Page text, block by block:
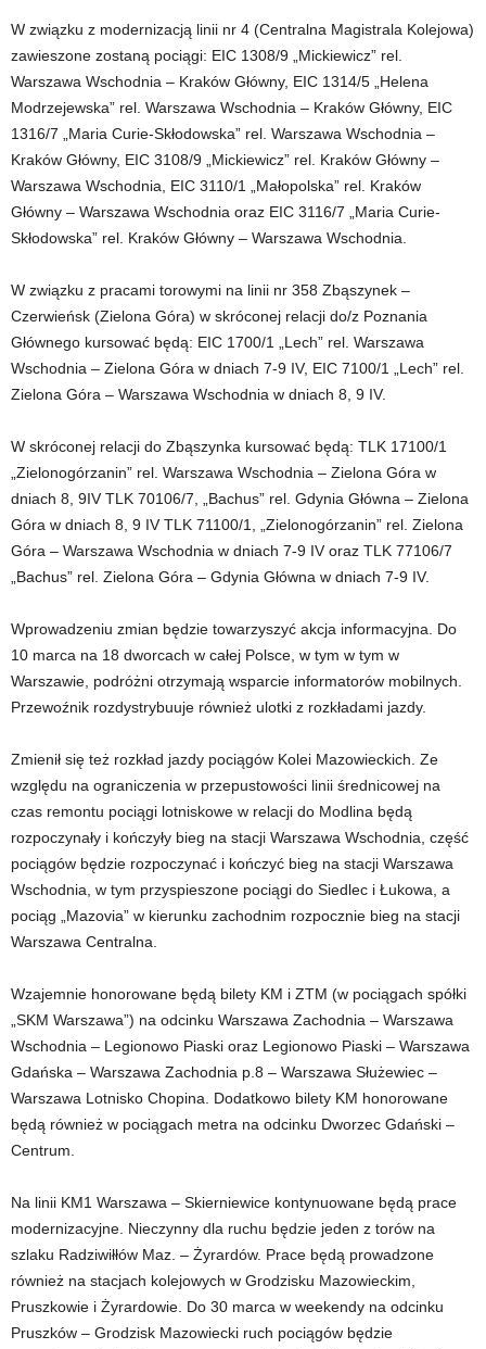
W związku z modernizacją linii nr 4 (Centralna Magistrala Kolejowa)
zawieszone zostaną pociągi: EIC 1308/9 „Mickiewicz” rel.
Warszawa Wschodnia – Kraków Główny, EIC 1314/5 „Helena
Modrzejewska” rel. Warszawa Wschodnia – Kraków Główny, EIC
1316/7 „Maria Curie-Skłodowska” rel. Warszawa Wschodnia –
Kraków Główny, EIC 3108/9 „Mickiewicz” rel. Kraków Główny –
Warszawa Wschodnia, EIC 3110/1 „Małopolska” rel. Kraków
Główny – Warszawa Wschodnia oraz EIC 3116/7 „Maria Curie-
Skłodowska” rel. Kraków Główny – Warszawa Wschodnia.
W związku z pracami torowymi na linii nr 358 Zbąszynek –
Czerwieńsk (Zielona Góra) w skróconej relacji do/z Poznania
Głównego kursować będą: EIC 1700/1 „Lech” rel. Warszawa
Wschodnia – Zielona Góra w dniach 7-9 IV, EIC 7100/1 „Lech” rel.
Zielona Góra – Warszawa Wschodnia w dniach 8, 9 IV.
W skróconej relacji do Zbąszynka kursować będą: TLK 17100/1
„Zielonogórzanin” rel. Warszawa Wschodnia – Zielona Góra w
dniach 8, 9IV TLK 70106/7, „Bachus” rel. Gdynia Główna – Zielona
Góra w dniach 8, 9 IV TLK 71100/1, „Zielonogórzanin” rel. Zielona
Góra – Warszawa Wschodnia w dniach 7-9 IV oraz TLK 77106/7
„Bachus” rel. Zielona Góra – Gdynia Główna w dniach 7-9 IV.
Wprowadzeniu zmian będzie towarzyszyć akcja informacyjna. Do
10 marca na 18 dworcach w całej Polsce, w tym w tym w
Warszawie, podróżni otrzymają wsparcie informatorów mobilnych.
Przewoźnik rozdystrybuuje również ulotki z rozkładami jazdy.
Zmienił się też rozkład jazdy pociągów Kolei Mazowieckich. Ze
względu na ograniczenia w przepustowości linii średnicowej na
czas remontu pociągi lotniskowe w relacji do Modlina będą
rozpoczynały i kończyły bieg na stacji Warszawa Wschodnia, część
pociągów będzie rozpoczynać i kończyć bieg na stacji Warszawa
Wschodnia, w tym przyspieszone pociągi do Siedlec i Łukowa, a
pociąg „Mazovia” w kierunku zachodnim rozpocznie bieg na stacji
Warszawa Centralna.
Wzajemnie honorowane będą bilety KM i ZTM (w pociągach spółki
„SKM Warszawa”) na odcinku Warszawa Zachodnia – Warszawa
Wschodnia – Legionowo Piaski oraz Legionowo Piaski – Warszawa
Gdańska – Warszawa Zachodnia p.8 – Warszawa Służewiec –
Warszawa Lotnisko Chopina. Dodatkowo bilety KM honorowane
będą również w pociągach metra na odcinku Dworzec Gdański –
Centrum.
Na linii KM1 Warszawa – Skierniewice kontynuowane będą prace
modernizacyjne. Nieczynny dla ruchu będzie jeden z torów na
szlaku Radziwiłłów Maz. – Żyrardów. Prace będą prowadzone
również na stacjach kolejowych w Grodzisku Mazowieckim,
Pruszkowie i Żyrardowie. Do 30 marca w weekendy na odcinku
Pruszków – Grodzisk Mazowiecki ruch pociągów będzie